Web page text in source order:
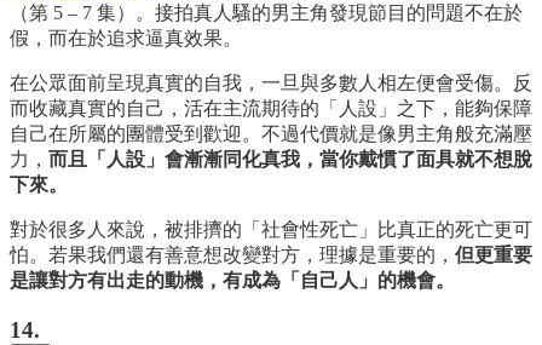
（第 5 – 7 集）。接拍真人騷的男主角發現節目的問題不在於
假，而在於追求逼真效果。
在公眾面前呈現真實的自我，一旦與多數人相左便會受傷。反
而收藏真實的自己，活在主流期待的「人設」之下，能夠保障
自己在所屬的團體受到歡迎。不過代價就是像男主角般充滿壓
力， 而且「人設」會漸漸同化真我，當你戴慣了面具就不想脫
下來。
對於很多人來說，被排擠的「社會性死亡」比真正的死亡更可
怕。若果我們還有善意想改變對方，理據是重要的， 但更重要
是讓對方有出走的動機，有成為「自己人」的機會。
14.